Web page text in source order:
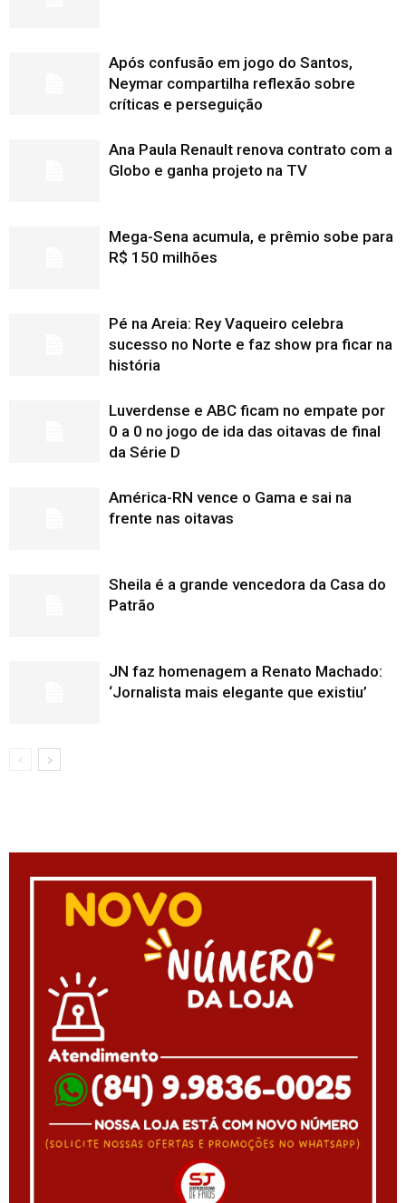
Após confusão em jogo do Santos,
Neymar compartilha reflexão sobre
críticas e perseguição
Ana Paula Renault renova contrato com a
Globo e ganha projeto na TV
Mega-Sena acumula, e prêmio sobe para
R$ 150 milhões
Pé na Areia: Rey Vaqueiro celebra
sucesso no Norte e faz show pra ficar na
história
Luverdense e ABC ficam no empate por
0 a 0 no jogo de ida das oitavas de final
da Série D
América-RN vence o Gama e sai na
frente nas oitavas
Sheila é a grande vencedora da Casa do
Patrão
JN faz homenagem a Renato Machado:
‘Jornalista mais elegante que existiu’